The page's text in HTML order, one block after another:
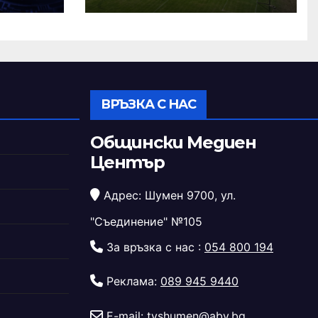
ВРЪЗКА С НАС
Общински Медиен
Център
Адрес: Шумен 9700, ул.
"Съединение" №105
За връзка с нас : 054 800 194
Реклама: 089 945 9440